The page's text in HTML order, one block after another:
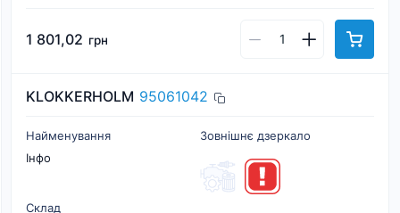
1 801,02 грн
KLOKKERHOLM 95061042
Найменування
Зовнішнє дзеркало
Інфо
Склад